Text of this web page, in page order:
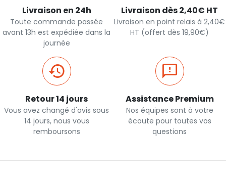
Livraison en 24h
Toute commande passée
avant 13h est expédiée dans la
journée
Livraison dès 2,40€ HT
Livraison en point relais à 2,40€
HT (offert dès 19,90€)
Retour 14 jours
Vous avez changé d'avis sous
14 jours, nous vous
remboursons
Assistance Premium
Nos équipes sont à votre
écoute pour toutes vos
questions